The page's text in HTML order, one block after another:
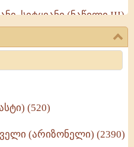
სიტყვანი (ნაწილი III)
რჩევები
- II ტომი
-
(520)
(არიზონელი) (2390)